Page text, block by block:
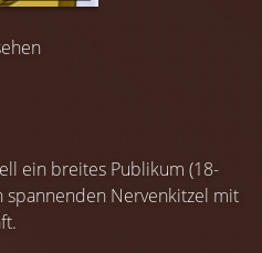
ein breites Publikum (18-
Nervenkitzel mit